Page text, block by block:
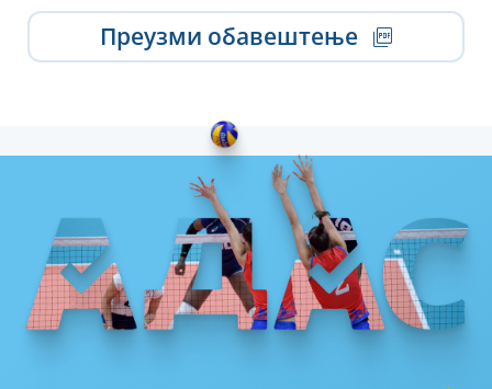
Преузми обавештење